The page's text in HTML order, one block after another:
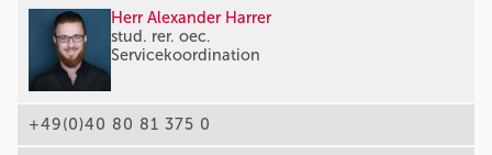
Herr Alexander Harrer
stud. rer. oec.
Servicekoordination
+49(0)40 80 81 375 0